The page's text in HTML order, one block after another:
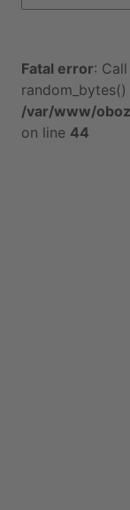
Fatal error:
random_bytes()
/var/www/
on line 44